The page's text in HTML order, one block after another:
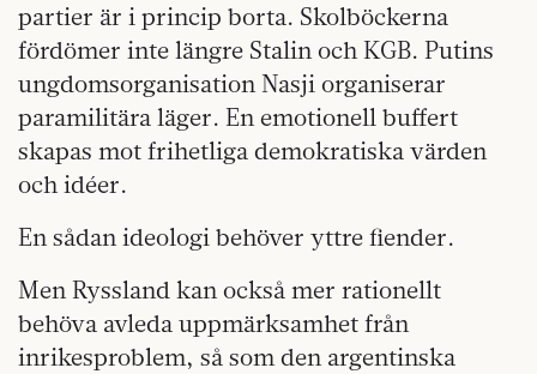
partier är i princip borta. Skolböckerna
fördömer inte längre Stalin och KGB. Putins
ungdomsorganisation Nasji organiserar
paramilitära läger. En emotionell buffert
skapas mot frihetliga demokratiska värden
och idéer.
En sådan ideologi behöver yttre fiender.
Men Ryssland kan också mer rationellt
behöva avleda uppmärksamhet från
inrikesproblem, så som den argentinska